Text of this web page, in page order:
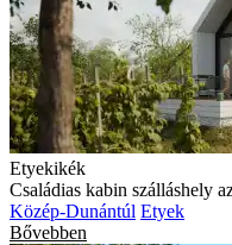
Etyekikék
Családias kabin szálláshely
Közép-Dunántúl Etyek
Bővebben